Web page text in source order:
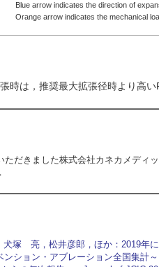
Blue arrow indicates the direction of
Orange arrow indicates the mechanical
時は，推奨最大拡張径時より高
ただきました株式会社カネカメディ
塚 亮，松井彦郎，ほか：2019年に
ンション・アブレーション全国集計